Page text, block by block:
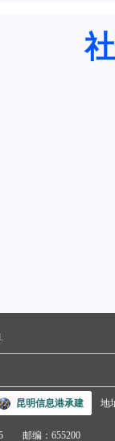
昆明信息港承建 地
邮编：655200